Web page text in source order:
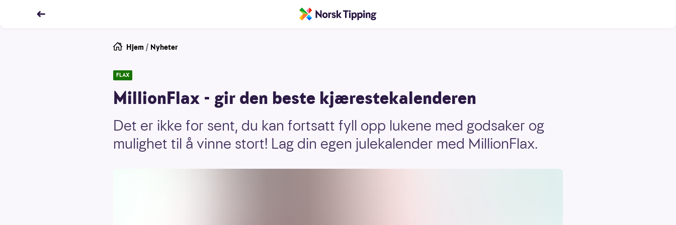
Hjem / Nyheter
FLAX
MillionFlax - gir den beste kjærestekalenderen
Det er ikke for sent, du kan fortsatt fyll opp lukene med godsaker og
mulighet til å vinne stort! Lag din egen julekalender med MillionFlax.